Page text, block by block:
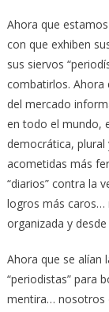
Ahora que
con que exhiben
sus siervos
combatirlos. Ahora
del mercado
en todo el mundo,
democrática, plural
acometidas más
“diarios” contra la
logros más caros…
organizada y
Ahora que se alían
“periodistas” para
mentira… nosotros